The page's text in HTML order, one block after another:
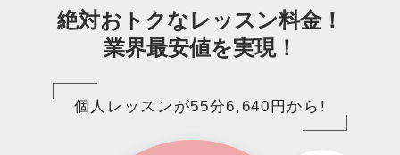
絶対おトクなレッスン料金！
業界最安値を実現！
個人レッスンが55分6,640円から!